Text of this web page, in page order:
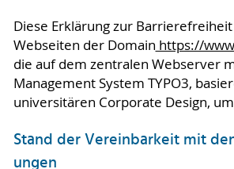
Diese Erklärung zur
Webseiten der Domain https://
die auf dem zentralen Webserver
Management System TYPO3,
universitären Corporate Design,
Stand der Vereinbarkeit mit
ungen